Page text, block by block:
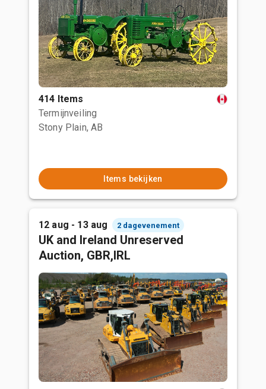
414 Items
Termijnveiling
Stony Plain, AB
Items bekijken
12 aug - 13 aug 2 dagevenement
UK and Ireland Unreserved
Auction, GBR,IRL